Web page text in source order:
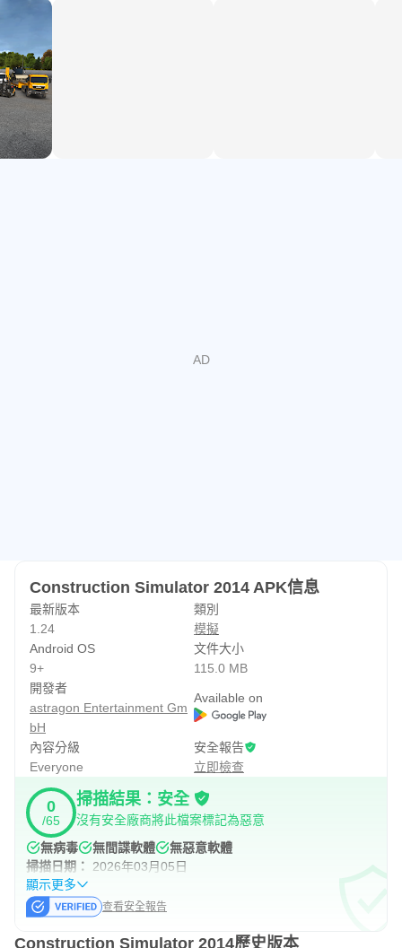
- 高品質的3D圖形
- 所述施工機械的控制現實，最佳地設計用於移動設備 - 例
如，支持歐元控制挖掘機的
- 巨大的建築工地像風力發電機，游泳池，學校建築或市政
Construction Simulator 2014 APK信息
最新版本
1.24
類別
模擬
Android OS
9+
文件大小
115.0 MB
開發者
astragon Entertainment Gm
bH
Available on
內容分級
Everyone
安全報告
立即檢查
0
/65
掃描結果：安全
沒有安全廠商將此檔案標記為惡意
無病毒
無間諜軟體
無惡意軟體
掃描日期：
2026年03月05日
顯示更多
查看安全報告
Construction Simulator 2014歷史版本